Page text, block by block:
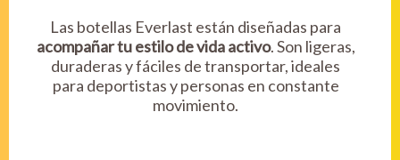
Las botellas Everlast están diseñadas para
acompañar tu estilo de vida activo. Son ligeras,
duraderas y fáciles de transportar, ideales
para deportistas y personas en constante
movimiento.